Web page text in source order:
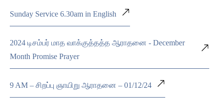
Sunday Service 6.30am in English
2024 டிசம்பர் மாத வாக்குத்தத்த ஆராதனை - December
Month Promise Prayer
9 AM – சிறப்பு ஞாயிறு ஆராதனை – 01/12/24